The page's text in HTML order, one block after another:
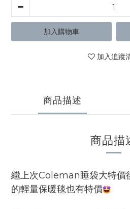
加入購物車
加入追蹤
商品描述
商品描
繼上次Coleman睡袋大特價
的輕量保暖毯也有特價